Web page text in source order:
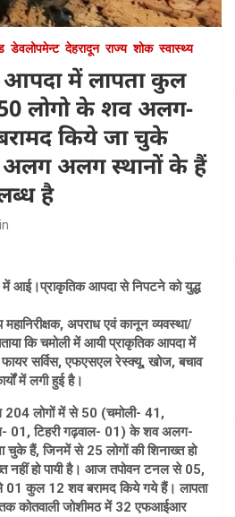
डेवलोपमेन्ट देहरादून राज्य शोक स्वास्थ्य
आपदा में लापता कुल
लोगो के शव अलग-
किये जा चुके
अलग स्थानों के हैं
है
में आई।प्राकृतिक आपदा से निपटने को युद्ध
अपराध एवं कानून व्यवस्था/
कि चमोली में आयी प्राकृतिक आपदा में
सर्विस, एफएसएल रेस्क्यू, खोज, बचाव
में लगी हुई है।
204 लोगों में से 50 (चमोली- 41,
01, टिहरी गढ़वाल- 01) के शव अलग-
चुके हैं, जिनमें से 25 लोगों की शिनाख्त हो
नहीं हो पायी है। आज तपोवन टनल से 05,
01 कुल 12 शव बरामद किये गये हैं। लापता
कोतवाली जोशीमठ में 32 एफआईआर